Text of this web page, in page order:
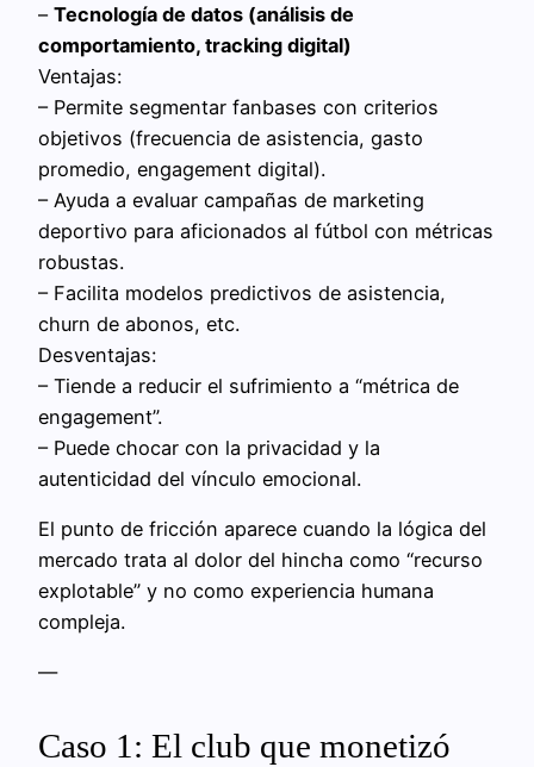
– Tecnología de datos (análisis de
comportamiento, tracking digital)
Ventajas:
– Permite segmentar fanbases con criterios
objetivos (frecuencia de asistencia, gasto
promedio, engagement digital).
– Ayuda a evaluar campañas de marketing
deportivo para aficionados al fútbol con métricas
robustas.
– Facilita modelos predictivos de asistencia,
churn de abonos, etc.
Desventajas:
– Tiende a reducir el sufrimiento a “métrica de
engagement”.
– Puede chocar con la privacidad y la
autenticidad del vínculo emocional.
El punto de fricción aparece cuando la lógica del
mercado trata al dolor del hincha como “recurso
explotable” y no como experiencia humana
compleja.
—
Caso 1: El club que monetizó